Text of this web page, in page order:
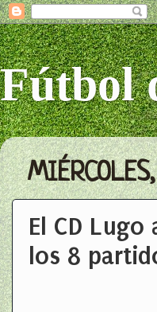
Fútbol
El CD
los 8